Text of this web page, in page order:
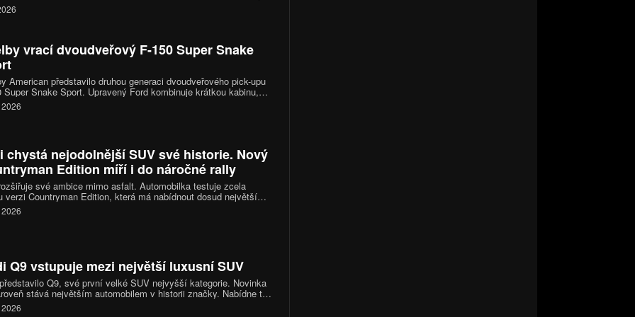
R2 přináší kompaktnější rozměry, výkon 656 koní, dojezd až
a ambice stát se jedním z nejzajímavějších elektrických
vrací dvoudveřový F-150 Super Snake
American představilo druhou generaci dvoudveřového pick-upu
Super Snake Sport. Upravený Ford kombinuje krátkou kabinu,
osmiválec a podvozek zaměřený na rychlou jízdu po silnici.
kompresorem nabídne výkon přes 810 koní, vznikne
chystá nejodolnější SUV své historie. Nový
Edition míří i do náročné rally
své ambice mimo asfalt. Automobilka testuje zcela
verzi Countryman Edition, která má nabídnout dosud největší
schopnosti v historii značky. Prototyp už absolvuje náročné
ve Skalnatých horách a po říjnové premiéře jej čeká ostrý test
Q9 vstupuje mezi největší luxusní SUV
Q9, své první velké SUV nejvyšší kategorie. Novinka
stává největším automobilem v historii značky. Nabídne tři
místo pro šest nebo sedm cestujících a také sportovní
SQ9. První vozy mají dorazit k zákazníkům ve čtvrtém